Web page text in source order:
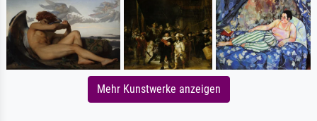
Mehr Kunstwerke anzeigen